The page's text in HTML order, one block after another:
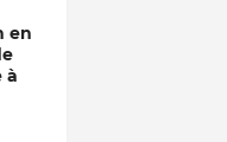
en
à